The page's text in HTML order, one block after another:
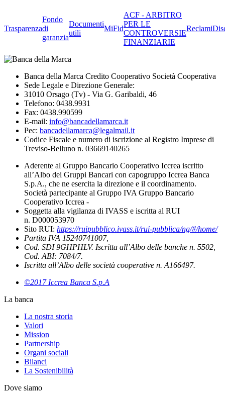
Trasparenza
Fondo
di
garanzia
Documenti
utili
MiFid
ACF - ARBITRO
PER LE
CONTROVERSIE
FINANZIARIE
Reclami
Banca della Marca Credito Cooperativo Società Cooperativa
Sede Legale e Direzione Generale:
31010 Orsago (Tv) - Via G. Garibaldi, 46
Telefono: 0438.9931
Fax: 0438.990599
E-mail: info@bancadellamarca.it
Pec: bancadellamarca@legalmail.it
Codice Fiscale e numero di iscrizione al Registro Imprese di
Treviso-Belluno n. 03669140265
Aderente al Gruppo Bancario Cooperativo Iccrea iscritto
all’Albo dei Gruppi Bancari con capogruppo Iccrea Banca
S.p.A., che ne esercita la direzione e il coordinamento.
Società partecipante al Gruppo IVA Gruppo Bancario
Cooperativo Iccrea -
Soggetta alla vigilanza di IVASS e iscritta al RUI
n. D000053970
Sito RUI: https://ruipubblico.ivass.it/rui-pubblica/ng/#/home/
Partita IVA 15240741007,
Cod. SDI 9GHPHLV. Iscritta all’Albo delle banche n. 5502,
Cod. ABI: 7084/7.
Iscritta all’Albo delle società cooperative n. A166497.
©2017 Iccrea Banca S.p.A
La banca
La nostra storia
Valori
Mission
Partnership
Organi sociali
Bilanci
La Sostenibilità
Dove siamo